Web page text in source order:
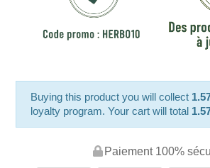
Buying this product you will collect
loyalty program. Your cart will total
Paiement 100%